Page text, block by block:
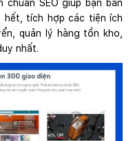
chuẩn SEO giúp bạn bán
hết, tích hợp các tiện ích
quản lý hàng tồn kho,
nhất.